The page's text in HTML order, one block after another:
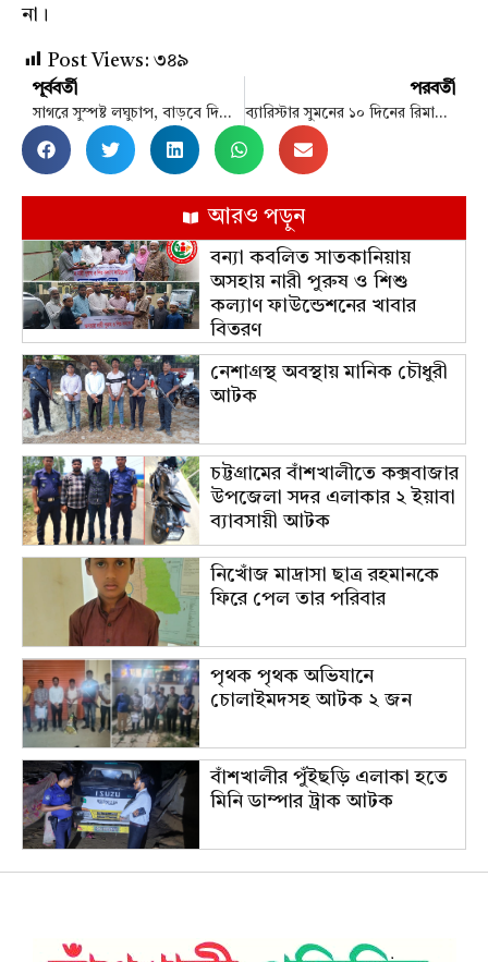
না।
Post Views: ৩৪৯
পূর্ববর্তী
সাগরে সুস্পষ্ট লঘুচাপ, বাড়বে দিনের তাপমাত্রা
পরবর্তী
ব্যারিস্টার সুমনের ১০ দিনের রিমান্ড চায় পুলিশ
আরও পড়ুন
বন্যা কবলিত সাতকানিয়ায়
অসহায় নারী পুরুষ ও শিশু
কল্যাণ ফাউন্ডেশনের খাবার
বিতরণ
নেশাগ্রস্থ অবস্থায় মানিক চৌধুরী
আটক
চট্টগ্রামের বাঁশখালীতে কক্সবাজার
উপজেলা সদর এলাকার ২ ইয়াবা
ব্যাবসায়ী আটক
নিখোঁজ মাদ্রাসা ছাত্র রহমানকে
ফিরে পেল তার পরিবার
পৃথক পৃথক অভিযানে
চোলাইমদসহ আটক ২ জন
বাঁশখালীর পুঁইছড়ি এলাকা হতে
মিনি ডাম্পার ট্রাক আটক